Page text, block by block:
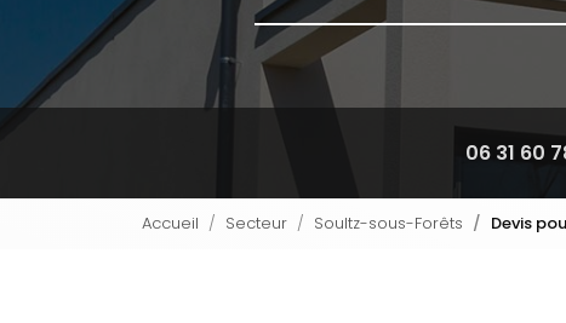
06 31 60
Accueil Secteur Soultz-sous-Forêts Devis